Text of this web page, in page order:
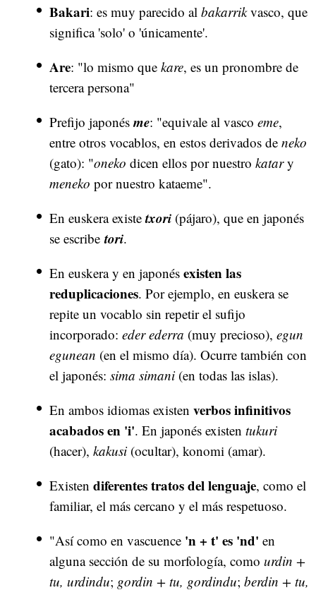
Bakari: es muy parecido al bakarrikvasco, que
significa 'solo' o 'únicamente'.
Are: "lo mismo que kare, es un pronombre de
tercera persona"
Prefijo japonésme: "equivale al vasco eme,
entre otros vocablos, en estos derivados de neko
(gato): "oneko dicen ellos por nuestro katary
meneko por nuestro kataeme".
En euskera existetxori (pájaro), que en japonés
se escribe tori.
En euskera y en japonés existen las
reduplicaciones. Por ejemplo, en euskera se
repite un vocablo sin repetir el sufijo
incorporado: eder ederra (muy precioso), egun
egunean (en el mismo día). Ocurre también con
el japonés: sima simani (en todas las islas).
En ambos idiomas existen verbos infinitivos
acabados en 'i'. En japonés existen tukuri
(hacer), kakusi (ocultar), konomi (amar).
Existen diferentes tratos del lenguaje, como el
familiar, el más cercano y el más respetuoso.
"Así como en vascuence 'n + t' es 'nd' en
alguna sección de su morfología, como urdin +
tu, urdindu; gordin + tu, gordindu; berdin + tu,